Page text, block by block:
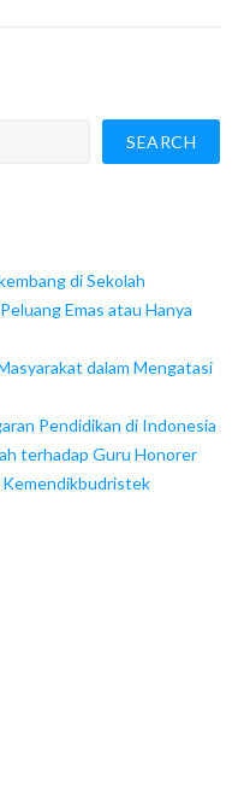
SEARCH
di Sekolah
Emas atau Hanya
dalam Mengatasi
Pendidikan di Indonesia
terhadap Guru Honorer
Kemendikbudristek